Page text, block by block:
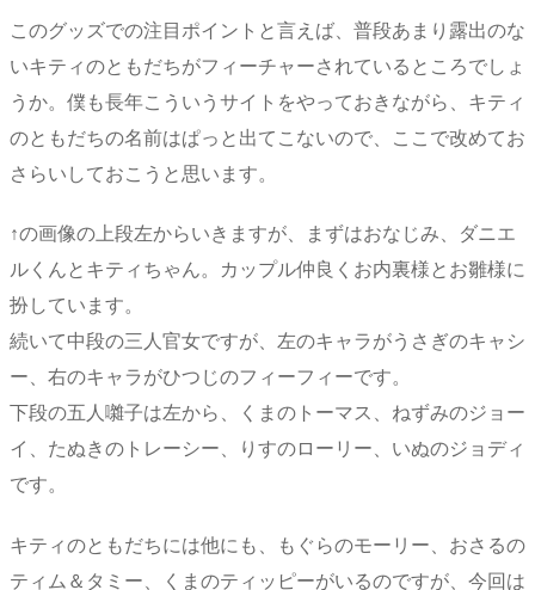
このグッズでの注目ポイントと言えば、普段あまり露出のな
いキティのともだちがフィーチャーされているところでしょ
うか。僕も長年こういうサイトをやっておきながら、キティ
のともだちの名前はぱっと出てこないので、ここで改めてお
さらいしておこうと思います。
↑の画像の上段左からいきますが、まずはおなじみ、ダニエ
ルくんとキティちゃん。カップル仲良くお内裏様とお雛様に
扮しています。
続いて中段の三人官女ですが、左のキャラがうさぎのキャシ
ー、右のキャラがひつじのフィーフィーです。
下段の五人囃子は左から、くまのトーマス、ねずみのジョー
イ、たぬきのトレーシー、りすのローリー、いぬのジョディ
です。
キティのともだちには他にも、もぐらのモーリー、おさるの
ティム＆タミー、くまのティッピーがいるのですが、今回は